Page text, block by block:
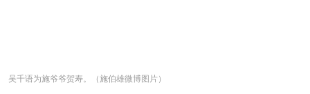
吴千语为施爷爷贺寿。（施伯雄微博图片）